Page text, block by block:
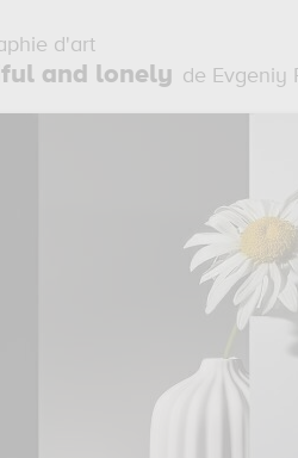
d'art
and lonely de Evgeniy